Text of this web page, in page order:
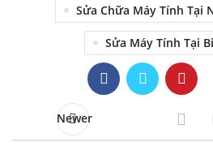
Sửa Chữa Máy Tính Tại
Sửa Máy Tính Tại
Newer